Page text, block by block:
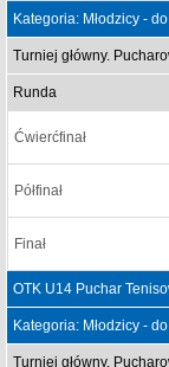
Kategoria: Młodzicy -
Turniej główny.
Runda
Ćwierćfinał
Półfinał
Finał
OTK U14 Puchar
Kategoria: Młodzicy -
Turniej główny.